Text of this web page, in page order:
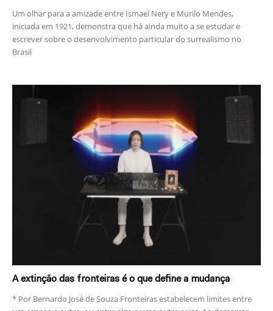
Um olhar para a amizade entre Ismael Nery e Murilo Mendes,
iniciada em 1921, demonstra que há ainda muito a se estudar e
escrever sobre o desenvolvimento particular do surrealismo no
Brasil
A extinção das fronteiras é o que define a mudança
* Por Bernardo José de Souza Fronteiras estabelecem limites entre